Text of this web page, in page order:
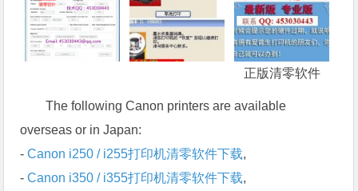
正版清零软件
The following Canon printers are available
overseas or in Japan:
-Canon i250 / i255打印机清零软件下载,
-Canon i350 / i355打印机清零软件下载,